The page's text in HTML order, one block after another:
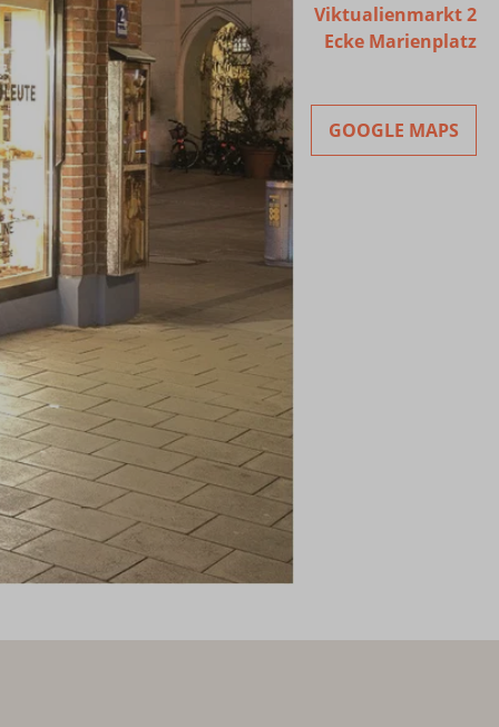
Viktualienmarkt 2
Ecke Marienplatz
GOOGLE MAPS